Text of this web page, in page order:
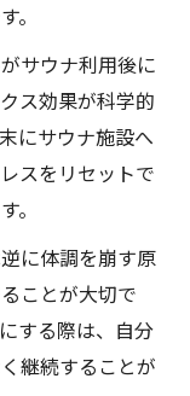
。
サウナ利用後に
ス効果が科学的
にサウナ施設へ
スをリセットで
。
に体調を崩す原
ことが大切で
する際は、自分
継続することが